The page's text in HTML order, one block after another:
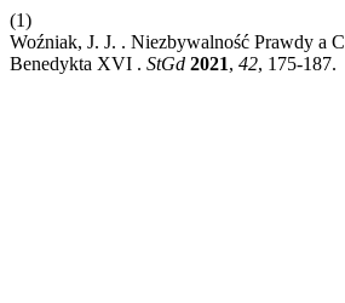
(1)
Woźniak, J. J. . Niezbywalność Prawdy a
Benedykta XVI . StGd 2021, 42, 175-187.